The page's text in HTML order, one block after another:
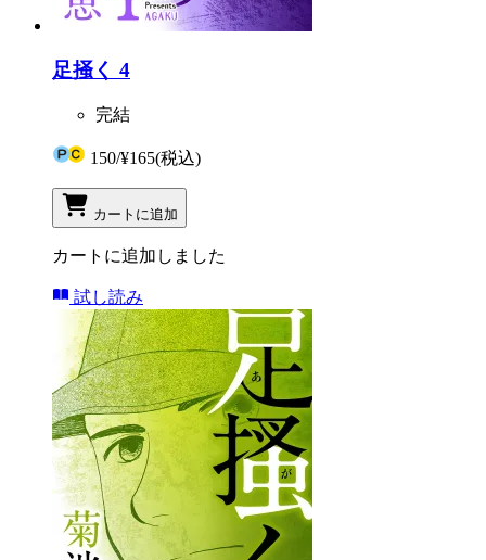
足掻く 4
完結
150/¥165(税込)
カートに追加
カートに追加しました
試し読み